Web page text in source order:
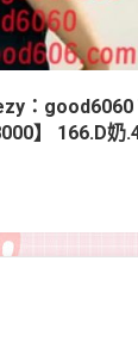
：good6060
】 166.D奶